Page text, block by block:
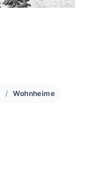
Wohnheime